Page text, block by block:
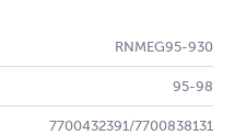
RNMEG95-930
95-98
7700432391/7700838131